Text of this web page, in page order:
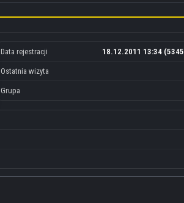
Data rejestracji 18.12.2011 13:34
Ostatnia wizyta
Grupa